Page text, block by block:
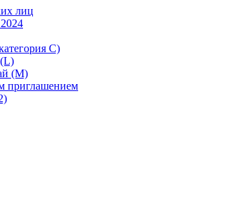
лиц
С)
(M)
приглашением